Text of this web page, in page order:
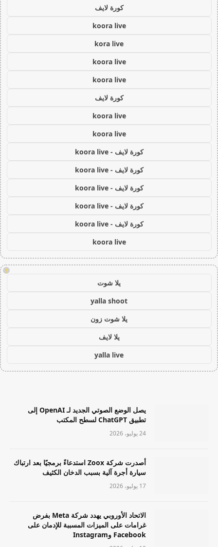
كورة لايف
koora live
kora live
koora live
koora live
كورة لايف
koora live
koora live
كورة لايف - koora live
كورة لايف - koora live
كورة لايف - koora live
كورة لايف - koora live
كورة لايف - koora live
koora live
!
يلا شوت
yalla shoot
يلا شوت زون
يلا لايف
yalla live
يصل الوضع الصوتي الجديد لـ OpenAI إلى
تطبيق ChatGPT لسطح المكتب
24 يوليو، 2026
أصدرت شركة Zoox استدعاءً برمجيًا بعد ارتباك
سيارة أجرة آلية بسبب الدخان الكثيف
17 يوليو، 2026
الاتحاد الأوروبي يهدد شركة Meta بفرض
غرامات على الميزات المسببة للإدمان على
Facebook وInstagram